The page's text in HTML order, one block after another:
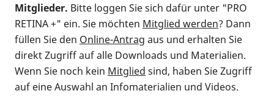
Mitglieder. Bitte loggen Sie sich dafür unter "PRO
RETINA +" ein. Sie möchten Mitglied werden? Dann
füllen Sie den Online-Antrag aus und erhalten Sie
direkt Zugriff auf alle Downloads und Materialien.
Wenn Sie noch kein Mitglied sind, haben Sie Zugriff
auf eine Auswahl an Infomaterialien und Videos.